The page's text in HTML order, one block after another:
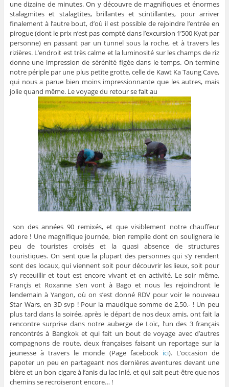
une dizaine de minutes. On y découvre de magnifiques et énormes
stalagmites et stalagtites, brillantes et scintillantes, pour arriver
finalement à l’autre bout, d’où il est possible de rejoindre l’entrée en
pirogue (dont le prix n’est pas compté dans l’excursion 1’500 Kyat par
personne) en passant par un tunnel sous la roche, et à travers les
rizières. L’endroit est très calme et la luminosité sur les champs de riz
donne une impression de sérénité figée dans le temps. On termine
notre périple par une plus petite grotte, celle de Kawt Ka Taung Cave,
qui nous a parue bien moins impressionnante que les autres, mais
jolie quand même. Le voyage du retour se fait au
son des années 90 remixés, et que visiblement notre chauffeur
adore ! Une magnifique journée, bien remplie dont on soulignera le
peu de touristes croisés et la quasi absence de structures
touristiques. On sent que la plupart des personnes qui s’y rendent
sont des locaux, qui viennent soit pour découvrir les lieux, soit pour
s’y receuillir et tout est encore vivant et en activité. Le soir même,
Françis et Roxanne s’en vont à Bago et nous les rejoindront le
lendemain à Yangon, où on s’est donné RDV pour voir le nouveau
Star Wars, en 3D svp ! Pour la maudique somme de 2,50.- ! Un peu
plus tard dans la soirée, après le départ de nos deux amis, ont fait la
rencontre surprise dans notre auberge de Loïc, l’un des 3 français
rencontrés à Bangkok et qui fait un bout de voyage avec d’autres
compagnons de route, deux françaises faisant un reportage sur la
jeunesse à travers le monde (Page facebook ici). L’occasion de
papoter un peu en partageant nos dernières aventures devant une
bière et un bon cigare à l’anis du lac Inlé, et qui sait peut-être que nos
chemins se recroiseront encore… !